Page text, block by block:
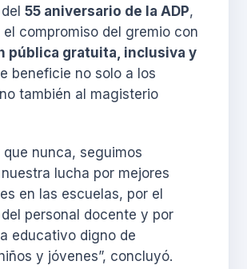
55 aniversario de la ADP,
el compromiso del gremio con
pública gratuita, inclusiva y
beneficie no solo a los
también al magisterio
que nunca, seguimos
lucha por mejores
en las escuelas, por el
personal docente y por
educativo digno de
y jóvenes”, concluyó.